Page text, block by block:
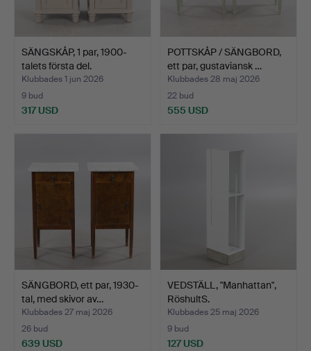
SÄNGSKÅP, 1 par, 1900-
talets första del.
Klubbades 1 jun 2026
9 bud
317 USD
POTTSKÅP / SÄNGBORD,
ett par, gustaviansk …
Klubbades 28 maj 2026
22 bud
555 USD
SÄNGBORD, ett par, 1930-
tal, med skivor av…
Klubbades 27 maj 2026
26 bud
639 USD
VEDSTÄLL, "Manhattan",
RöshultS.
Klubbades 25 maj 2026
9 bud
127 USD